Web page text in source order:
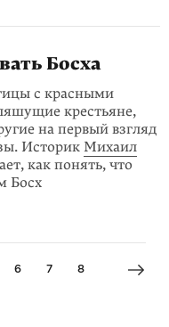
Босха
с красными
крестьяне,
на первый взгляд
Историк Михаил
как понять, что
Босх
6 7 8